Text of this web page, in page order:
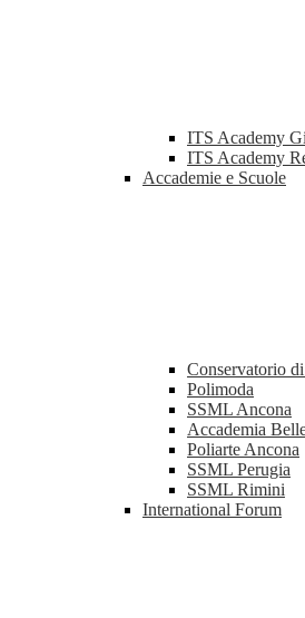
ITS Academy
ITS Academy
Accademie e Scuole
Conservatorio
Polimoda
SSML Ancona
Accademia
Poliarte Ancona
SSML Perugia
SSML Rimini
International Forum